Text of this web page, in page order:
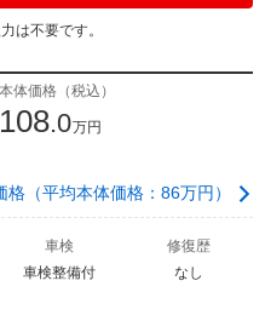
は不要です。
本体価格（税込）
108.0万円
格（平均本体価格：86万円）
車検
車検整備付
修復歴
なし